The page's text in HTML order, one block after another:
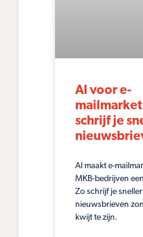
AI voor e-
schrijf je
AI maakt e-
MKB-bedrijven
Zo schrijf je
nieuwsbrieven
kwijt te zijn.